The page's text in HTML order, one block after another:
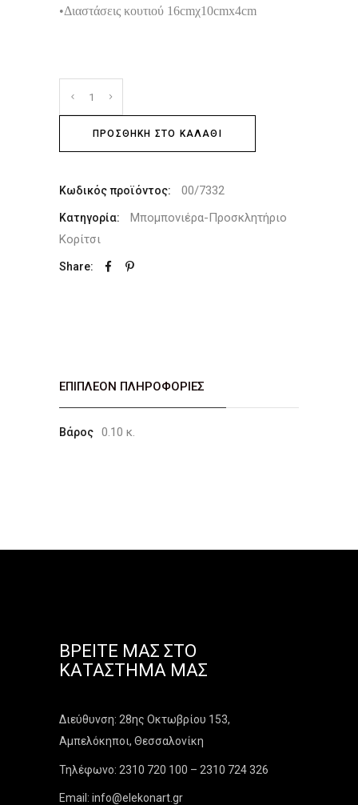
•Διαστάσεις κουτιού 16cmχ10cmx4cm
ΠΡΟΣΘΉΚΗ ΣΤΟ ΚΑΛΆΘΙ
Κωδικός προϊόντος: 00/7332
Κατηγορία:
Μπομπονιέρα-Προσκλητήριο
Κορίτσι
Share:
ΕΠΙΠΛΈΟΝ ΠΛΗΡΟΦΟΡΊΕΣ
Βάρος 0.10 κ.
ΒΡΕΊΤΕ ΜΑΣ ΣΤΟ
ΚΑΤΆΣΤΗΜΑ ΜΑΣ
Διεύθυνση: 28ης Οκτωβρίου 153,
Αμπελόκηποι, Θεσσαλονίκη
Τηλέφωνο: 2310 720 100 – 2310 724 326
Email: info@elekonart.gr